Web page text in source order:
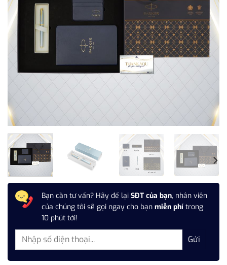
Bạn cần tư vấn? Hãy để lại SĐT của bạn, nhân viên
của chúng tôi sẽ gọi ngay cho bạn miễn phí trong
10 phút tới!